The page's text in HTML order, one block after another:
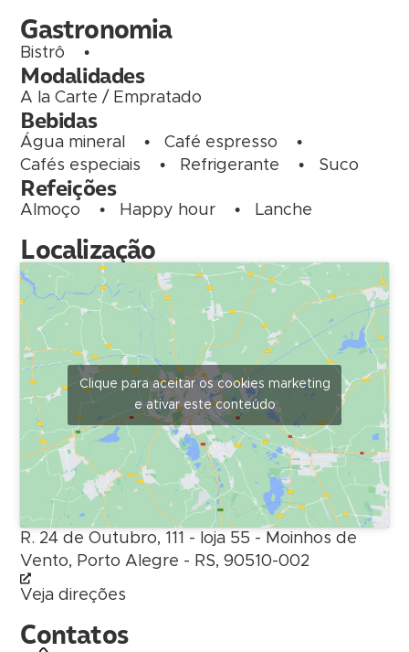
Gastronomia
Bistrô •
Modalidades
A la Carte / Empratado
Bebidas
Água mineral • Café espresso
•
Cafés especiais
• Refrigerante • Suco
Refeições
Almoço • Happy hour • Lanche
Localização
Clique para aceitar os cookies marketing
e ativar este conteúdo
R. 24 de Outubro, 111 - loja 55 - Moinhos de
Vento, Porto Alegre - RS, 90510-002
Veja direções
Contatos